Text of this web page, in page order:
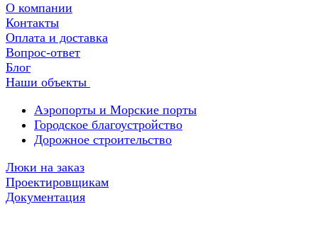
О компании
Контакты
Оплата и доставка
Вопрос-ответ
Блог
Наши объекты
Аэропорты и Морские порты
Городское благоустройство
Дорожное строительство
Люки на заказ
Проектировщикам
Документация